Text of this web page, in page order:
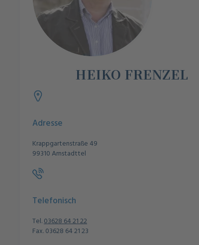
HEIKO FRENZEL
Adresse
Krappgartenstraße 49
99310 Arnstadttel
Telefonisch
Tel.03628 64 21 22
Fax. 03628 64 21 23